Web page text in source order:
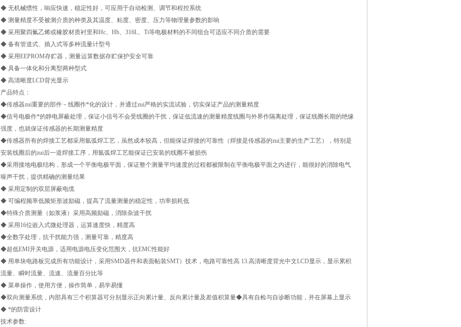
◆ 无机械惯性，响应快速，稳定性好，可应用于自动检测、调节和程控系统
◆ 测量精度不受被测介质的种类及其温度、粘度、密度、压力等物理量参数的影响
◆ 采用聚四氟乙烯或橡胶材质衬里和Hc、Hb、316L、Ti等电极材料的不同组合可适应不同介质的需要
◆ 备有管道式、插入式等多种流量计型号
◆ 采用EEPROM存贮器，测量运算数据存贮保护安全可靠
◆ 具备一体化和分离型两种型式
◆ 高清晰度LCD背光显示
产品特点：
◆传感器zui重要的部件－线圈作*化的设计，并通过zui严格的实流试验，切实保证产品的测量精度
◆信号电极作*的静电屏蔽处理，保证小信号不会受线圈的干扰，保证低流速的测量精度线圈与外界作隔离处理，保证线圈长期的绝缘
强度，也就保证传感器的长期测量精度
◆传感器所有的焊接工艺都采用氩弧焊工艺，虽然成本较高，但能保证焊接的可靠性（焊接是传感器的zui主要的生产工艺），特别是
安装线圈后的zui后一道焊接工序，用氩弧焊工艺能保证已安装的线圈不被损伤
◆采用接地电极结构，形成一个平衡电极平面，保证整个测量平均速度的过程都被限制在平衡电极平面之内进行，能很好的消除电气
噪声干扰，提供精确的测量结果
◆ 采用定制的双层屏蔽电缆
◆ 可编程频率低频矩形波励磁，提高了流量测量的稳定性，功率损耗低
◆特殊介质测量（如浆液）采用高频励磁，消除杂波干扰
◆ 采用16位嵌入式微处理器，运算速度快，精度高
◆全数字处理，抗干扰能力强，测量可靠，精度高
◆超低EMI开关电源，适用电源电压变化范围大，抗EMC性能好
◆ 用单块电路板完成所有功能设计，采用SMD器件和表面帖装SMT）技术，电路可靠性高 13.高清晰度背光中文LCD显示，显示累积
流量、瞬时流量、流速、流量百分比等
◆ 菜单操作，使用方便，操作简单，易学易懂
◆双向测量系统，内部具有三个积算器可分别显示正向累计量、反向累计量及差值积算量◆具有自检与自诊断功能，并在屏幕上显示
◆ *的防雷设计
技术参数: